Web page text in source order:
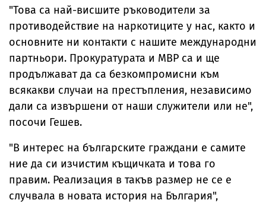
"Това са най-висшите ръководители за
противодействие на наркотиците у нас, както и
основните ни контакти с нашите международни
партньори. Прокуратурата и МВР са и ще
продължават да са безкомпромисни към
всякакви случаи на престъпления, независимо
дали са извършени от наши служители или не",
посочи Гешев.
"В интерес на българските граждани е самите
ние да си изчистим къщичката и това го
правим. Реализация в такъв размер не се е
случвала в новата история на България",